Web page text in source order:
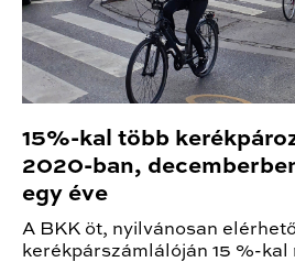
15%-kal több
2020-ban,
egy éve
A BKK öt, nyilvánosan
kerékpárszámlálóján 15 %-